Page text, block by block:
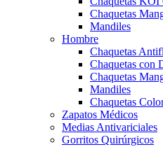
Chaquetas
Mandiles
Hombre
Chaquetas
Chaquetas con
Chaquetas
Mandiles
Chaquetas
Zapatos Médicos
Medias Antivariciales
Gorritos Quirúrgicos